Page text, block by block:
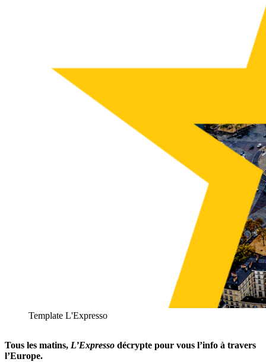
Template L'Expresso
Tous les matins, L’Expresso décrypte pour vous l’info à travers
l’Europe.